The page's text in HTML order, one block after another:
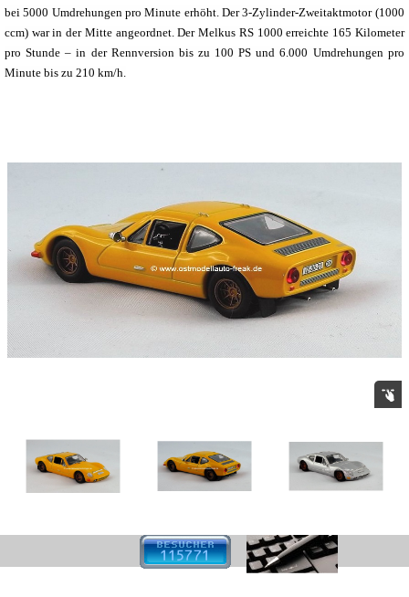
bei 5000 Umdrehungen pro Minute erhöht. Der 3-Zylinder-Zweitaktmotor (1000
ccm) war in der Mitte angeordnet. Der Melkus RS 1000 erreichte 165 Kilometer
pro Stunde – in der Rennversion bis zu 100 PS und 6.000 Umdrehungen pro
Minute bis zu 210 km/h.